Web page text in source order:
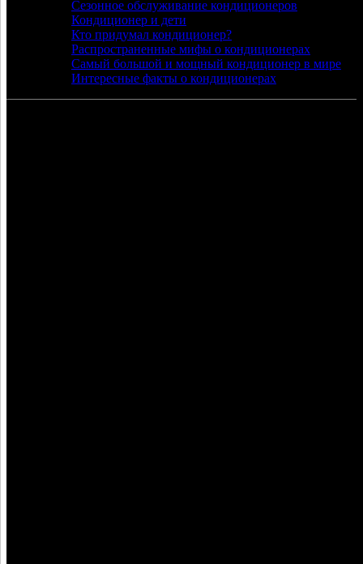
Сезонное обслуживание кондиционеров
Кондиционер и дети
Кто придумал кондиционер?
Распространенные мифы о кондиционерах
Самый большой и мощный кондиционер в мире
Интересные факты о кондиционерах